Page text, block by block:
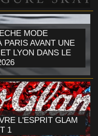
MODE
PARIS AVANT UNE
LYON DANS LE
L'ESPRIT GLAM
1